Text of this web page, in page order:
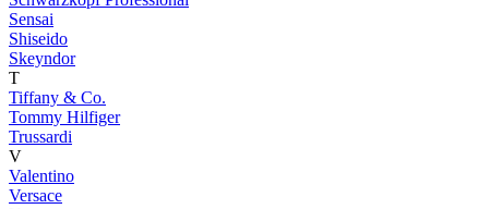
Sensai
Shiseido
Skeyndor
T
Tiffany & Co.
Tommy Hilfiger
Trussardi
V
Valentino
Versace